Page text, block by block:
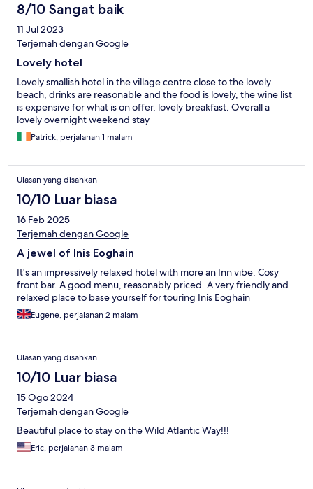
8/10 Sangat baik
11 Jul 2023
Terjemah dengan Google
Lovely hotel
Lovely smallish hotel in the village centre close to the lovely
beach, drinks are reasonable and the food is lovely, the wine list
is expensive for what is on offer, lovely breakfast. Overall a
lovely overnight weekend stay
Patrick, perjalanan 1 malam
Ulasan yang disahkan
10/10 Luar biasa
16 Feb 2025
Terjemah dengan Google
A jewel of Inis Eoghain
It's an impressively relaxed hotel with more an Inn vibe. Cosy
front bar. A good menu, reasonably priced. A very friendly and
relaxed place to base yourself for touring Inis Eoghain
Eugene, perjalanan 2 malam
Ulasan yang disahkan
10/10 Luar biasa
15 Ogo 2024
Terjemah dengan Google
Beautiful place to stay on the Wild Atlantic Way!!!
Eric, perjalanan 3 malam